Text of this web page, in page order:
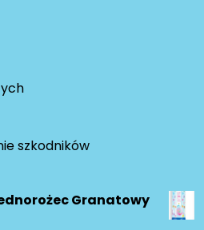
szkodników
Granatowy